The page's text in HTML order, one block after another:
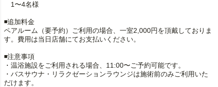
1〜4名様
◾️追加料金
ペアルーム（要予約）ご利用の場合、一室2,000円を頂戴しておりま
す。費用は当日店舗にてお支払いください。
◾️注意事項
・温浴施設をご利用される場合、11:00〜ご予約可能です。
・バスサウナ・リラクゼーションラウンジは施術前のみご利用いた
だけます。